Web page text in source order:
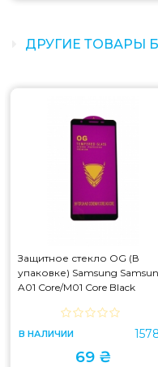
ДРУГИЕ ТОВАРЫ
Защитное стекло OG (В
упаковке) Samsung
A01 Core/M01 Core Black
В НАЛИЧИИ
69 ₴